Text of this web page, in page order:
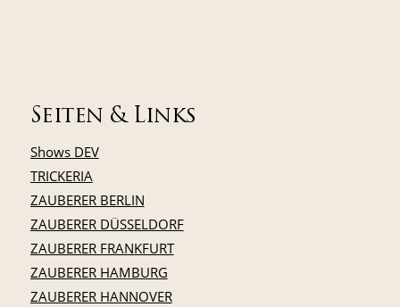
Seiten & Links
Shows DEV
TRICKERIA
ZAUBERER BERLIN
ZAUBERER DÜSSELDORF
ZAUBERER FRANKFURT
ZAUBERER HAMBURG
ZAUBERER HANNOVER